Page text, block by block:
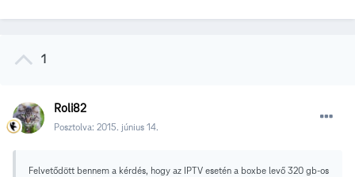
1
Roli82
Posztolva: 2015. június 14.
Felvetődött bennem a kérdés, hogy az IPTV esetén a boxbe levő 320 gb-os